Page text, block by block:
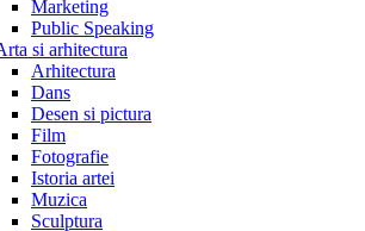
Marketing
Public Speaking
si arhitectura
Arhitectura
Dans
Desen si pictura
Film
Fotografie
Istoria artei
Muzica
Sculptura